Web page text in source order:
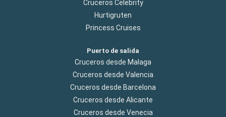
Cruceros Celebrity
Hurtigruten
Princess Cruises
Puerto de salida
Cruceros desde Malaga
Cruceros desde Valencia
Cruceros desde Barcelona
Cruceros desde Alicante
Cruceros desde Venecia